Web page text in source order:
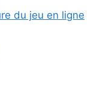
du jeu en ligne